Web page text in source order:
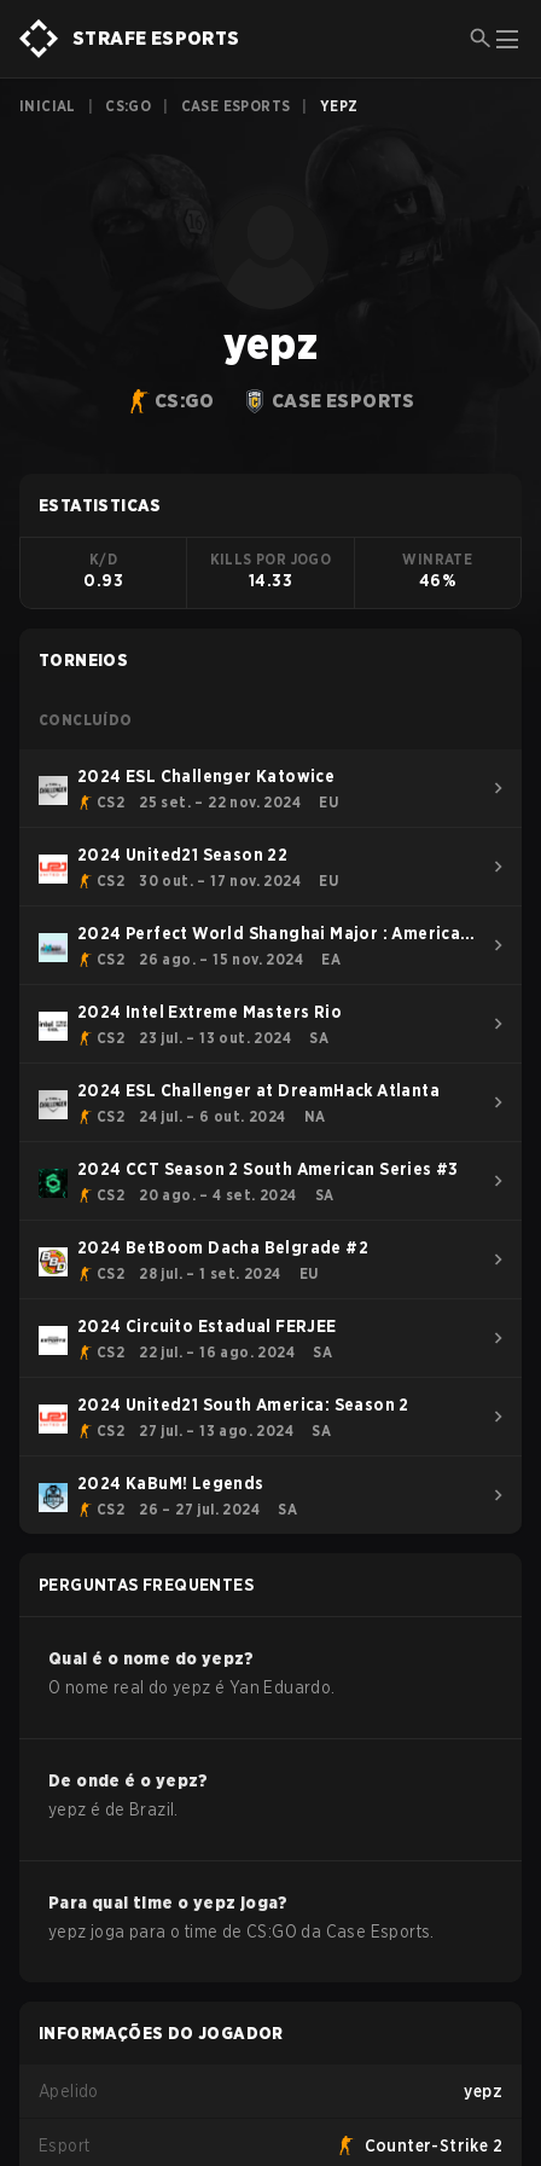
STRAFE ESPORTS
INICIAL CS:GO CASE ESPORTS YEPZ
yepz
CS:GO CASE ESPORTS
ESTATISTICAS
K/D
0.93
KILLS POR JOGO
14.33
WINRATE
46%
TORNEIOS
CONCLUÍDO
2024 ESL Challenger Katowice
CS2 25 set. – 22 nov. 2024 EU
2024 United21 Season 22
CS2 30 out. – 17 nov. 2024 EU
2024 Perfect World Shanghai Major : American
RMR
CS2 26 ago. – 15 nov. 2024 EA
2024 Intel Extreme Masters Rio
CS2 23 jul. – 13 out. 2024 SA
2024 ESL Challenger at DreamHack Atlanta
CS2 24 jul. – 6 out. 2024 NA
2024 CCT Season 2 South American Series #3
CS2 20 ago. – 4 set. 2024 SA
2024 BetBoom Dacha Belgrade #2
CS2 28 jul. – 1 set. 2024 EU
2024 Circuito Estadual FERJEE
CS2 22 jul. – 16 ago. 2024 SA
2024 United21 South America: Season 2
CS2 27 jul. – 13 ago. 2024 SA
2024 KaBuM! Legends
CS2 26 – 27 jul. 2024 SA
PERGUNTAS FREQUENTES
Qual é o nome do yepz?
O nome real doyepz é Yan Eduardo
De onde é o yepz?
yepz é de Brazil
Para qual time o yepz joga?
yepz joga para o time de CS:GO da Case Esports
INFORMAÇÕES DO JOGADOR
Apelido yepz
Esport Counter-Strike 2